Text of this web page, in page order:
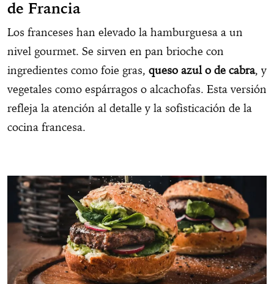
de Francia
Los franceses han elevado la hamburguesa a un
nivel gourmet. Se sirven en pan brioche con
ingredientes como foie gras, queso azul o de cabra, y
vegetales como espárragos o alcachofas. Esta versión
refleja la atención al detalle y la sofisticación de la
cocina francesa.